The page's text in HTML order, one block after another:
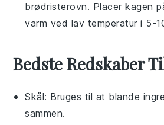
brødristerovn. Placerkagen
varm ved lav temperatur i 5-
Bedste Redskaber
Skål: Bruges til at blande
sammen.